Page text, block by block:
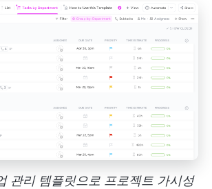
관리 템플릿으로 프로젝트 가시성